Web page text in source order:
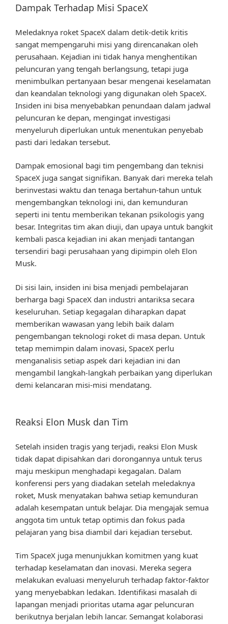
Dampak Terhadap Misi SpaceX
Meledaknya roket SpaceX dalam detik-detik kritis
sangat mempengaruhi misi yang direncanakan oleh
perusahaan. Kejadian ini tidak hanya menghentikan
peluncuran yang tengah berlangsung, tetapi juga
menimbulkan pertanyaan besar mengenai keselamatan
dan keandalan teknologi yang digunakan oleh SpaceX.
Insiden ini bisa menyebabkan penundaan dalam jadwal
peluncuran ke depan, mengingat investigasi
menyeluruh diperlukan untuk menentukan penyebab
pasti dari ledakan tersebut.
Dampak emosional bagi tim pengembang dan teknisi
SpaceX juga sangat signifikan. Banyak dari mereka telah
berinvestasi waktu dan tenaga bertahun-tahun untuk
mengembangkan teknologi ini, dan kemunduran
seperti ini tentu memberikan tekanan psikologis yang
besar. Integritas tim akan diuji, dan upaya untuk bangkit
kembali pasca kejadian ini akan menjadi tantangan
tersendiri bagi perusahaan yang dipimpin oleh Elon
Musk.
Di sisi lain, insiden ini bisa menjadi pembelajaran
berharga bagi SpaceX dan industri antariksa secara
keseluruhan. Setiap kegagalan diharapkan dapat
memberikan wawasan yang lebih baik dalam
pengembangan teknologi roket di masa depan. Untuk
tetap memimpin dalam inovasi, SpaceX perlu
menganalisis setiap aspek dari kejadian ini dan
mengambil langkah-langkah perbaikan yang diperlukan
demi kelancaran misi-misi mendatang.
Reaksi Elon Musk dan Tim
Setelah insiden tragis yang terjadi, reaksi Elon Musk
tidak dapat dipisahkan dari dorongannya untuk terus
maju meskipun menghadapi kegagalan. Dalam
konferensi pers yang diadakan setelah meledaknya
roket, Musk menyatakan bahwa setiap kemunduran
adalah kesempatan untuk belajar. Dia mengajak semua
anggota tim untuk tetap optimis dan fokus pada
pelajaran yang bisa diambil dari kejadian tersebut.
Tim SpaceX juga menunjukkan komitmen yang kuat
terhadap keselamatan dan inovasi. Mereka segera
melakukan evaluasi menyeluruh terhadap faktor-faktor
yang menyebabkan ledakan. Identifikasi masalah di
lapangan menjadi prioritas utama agar peluncuran
berikutnya berjalan lebih lancar. Semangat kolaborasi